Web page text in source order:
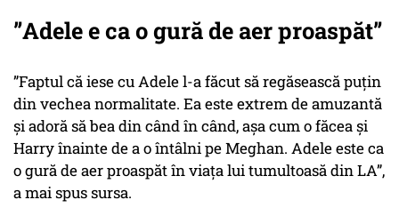
”Adele e ca o gură de aer proaspăt”
”Faptul că iese cu Adele l-a făcut să regăsească puțin
din vechea normalitate. Ea este extrem de amuzantă
și adoră să bea din când în când, așa cum o făcea și
Harry înainte de a o întâlni pe Meghan. Adele este ca
o gură de aer proaspăt în viața lui tumultoasă din LA”,
a mai spus sursa.